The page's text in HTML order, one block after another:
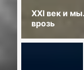
XXI век и
врозь